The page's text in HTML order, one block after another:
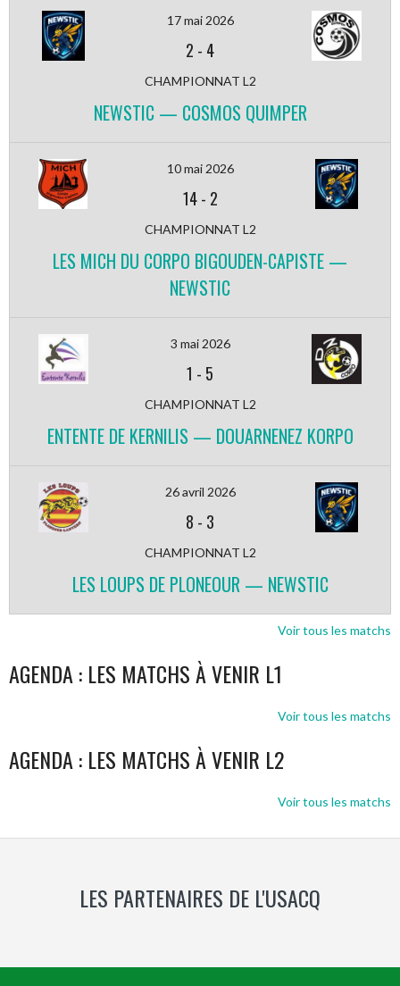
17 mai 2026
2 - 4
CHAMPIONNAT L2
NEWSTIC — COSMOS QUIMPER
10 mai 2026
14- 2
CHAMPIONNAT L2
LES MICH DU CORPO BIGOUDEN-CAPISTE —
NEWSTIC
3 mai 2026
1 - 5
CHAMPIONNAT L2
ENTENTE DE KERNILIS — DOUARNENEZ KORPO
26 avril 2026
8 - 3
CHAMPIONNAT L2
LES LOUPS DE PLONEOUR — NEWSTIC
Voir tous les matchs
AGENDA : LES MATCHS À VENIR L1
Voir tous les matchs
AGENDA : LES MATCHS À VENIR L2
Voir tous les matchs
LES PARTENAIRES DE L'USACQ